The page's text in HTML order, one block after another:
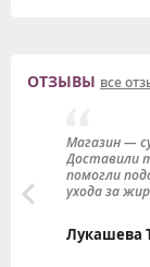
ОТЗЫВЫ все
Магазин —
Доставили
помогли
ухода за
Лукашева